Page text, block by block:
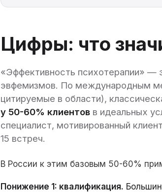
Цифры: что
«Эффективность психотерапии» —
эвфемизмов. По международным
цитируемые в области),
у 50-60% клиентов в идеальных
специалист, мотивированный
15 встреч.
В России к этим базовым 50-60%
Понижение 1: квалификация.